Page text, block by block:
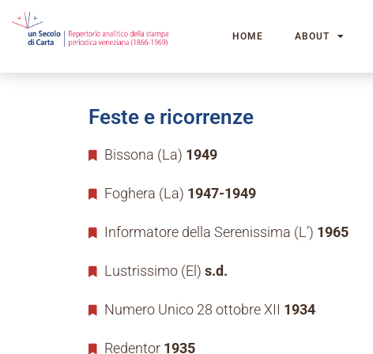
HOME ABOUT
Feste e ricorrenze
Bissona (La) 1949
Foghera (La) 1947-1949
Informatore della Serenissima (L’) 1965
Lustrissimo (El) s.d.
Numero Unico 28 ottobre XII 1934
Redentor 1935